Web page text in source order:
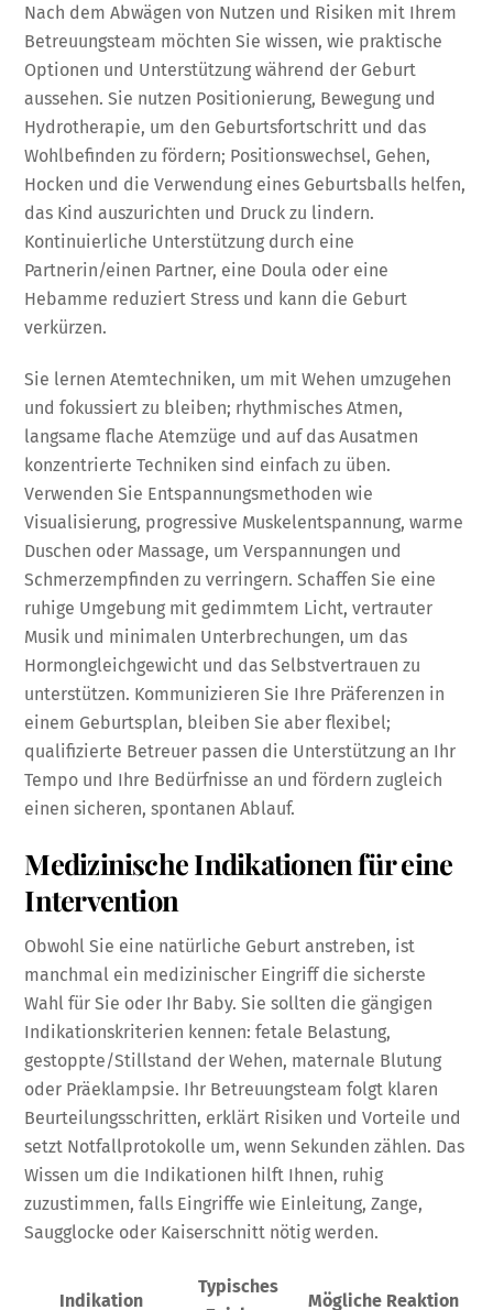
Nach dem Abwägen von Nutzen und Risiken mit Ihrem
Betreuungsteam möchten Sie wissen, wie praktische
Optionen und Unterstützung während der Geburt
aussehen. Sie nutzen Positionierung, Bewegung und
Hydrotherapie, um den Geburtsfortschritt und das
Wohlbefinden zu fördern; Positionswechsel, Gehen,
Hocken und die Verwendung eines Geburtsballs helfen,
das Kind auszurichten und Druck zu lindern.
Kontinuierliche Unterstützung durch eine
Partnerin/einen Partner, eine Doula oder eine
Hebamme reduziert Stress und kann die Geburt
verkürzen.
Sie lernen Atemtechniken, um mit Wehen umzugehen
und fokussiert zu bleiben; rhythmisches Atmen,
langsame flache Atemzüge und auf das Ausatmen
konzentrierte Techniken sind einfach zu üben.
Verwenden Sie Entspannungsmethoden wie
Visualisierung, progressive Muskelentspannung, warme
Duschen oder Massage, um Verspannungen und
Schmerzempfinden zu verringern. Schaffen Sie eine
ruhige Umgebung mit gedimmtem Licht, vertrauter
Musik und minimalen Unterbrechungen, um das
Hormongleichgewicht und das Selbstvertrauen zu
unterstützen. Kommunizieren Sie Ihre Präferenzen in
einem Geburtsplan, bleiben Sie aber flexibel;
qualifizierte Betreuer passen die Unterstützung an Ihr
Tempo und Ihre Bedürfnisse an und fördern zugleich
einen sicheren, spontanen Ablauf.
Medizinische Indikationen für eine
Intervention
Obwohl Sie eine natürliche Geburt anstreben, ist
manchmal ein medizinischer Eingriff die sicherste
Wahl für Sie oder Ihr Baby. Sie sollten die gängigen
Indikationskriterien kennen: fetale Belastung,
gestoppte/Stillstand der Wehen, maternale Blutung
oder Präeklampsie. Ihr Betreuungsteam folgt klaren
Beurteilungsschritten, erklärt Risiken und Vorteile und
setzt Notfallprotokolle um, wenn Sekunden zählen. Das
Wissen um die Indikationen hilft Ihnen, ruhig
zuzustimmen, falls Eingriffe wie Einleitung, Zange,
Saugglocke oder Kaiserschnitt nötig werden.
Indikation
Typisches
Mögliche Reaktion